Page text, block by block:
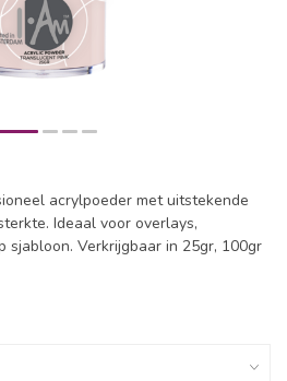
acrylpoeder met uitstekende
Ideaal voor overlays,
sjabloon. Verkrijgbaar in 25gr, 100gr